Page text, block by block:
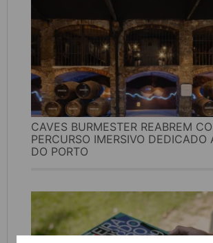
CAVES BURMESTER REABREM
PERCURSO IMERSIVO DEDICADO
DO PORTO